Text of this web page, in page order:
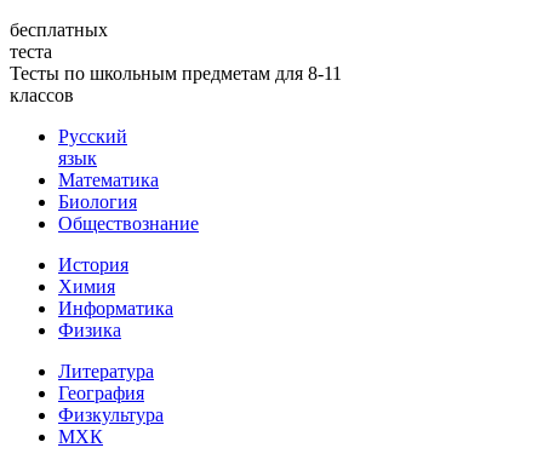
бесплатных
теста
Тесты по школьным предметам для 8-11
классов
Русский
язык
Математика
Биология
Обществознание
История
Химия
Информатика
Физика
Литература
География
Физкультура
МХК